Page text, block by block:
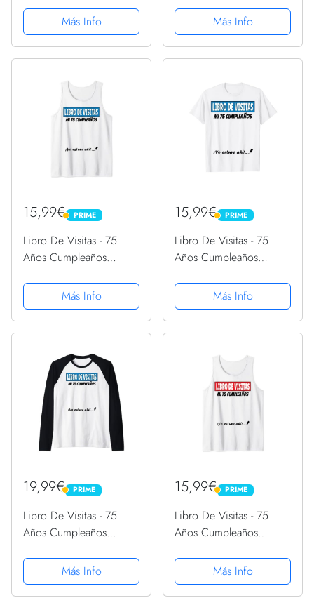
páginas de
felicitaciones, idea de
regalo, regalo Para la
Más Info
Camiseta Manga Raglan
Más Info
15,99€ PRIME
PRIME
Libro De Visitas - 75
Años Cumpleaños
Camiseta sin Mangas
Más Info
15,99€ PRIME
PRIME
Libro De Visitas - 75
Años Cumpleaños
CamisetaMás Info
19,99€ PRIME
PRIME
Libro De Visitas - 75
Años Cumpleaños
Camiseta Manga Raglan
Más Info
15,99€ PRIME
PRIME
Libro De Visitas - 75
Años Cumpleaños
Camiseta sin Mangas
Más Info